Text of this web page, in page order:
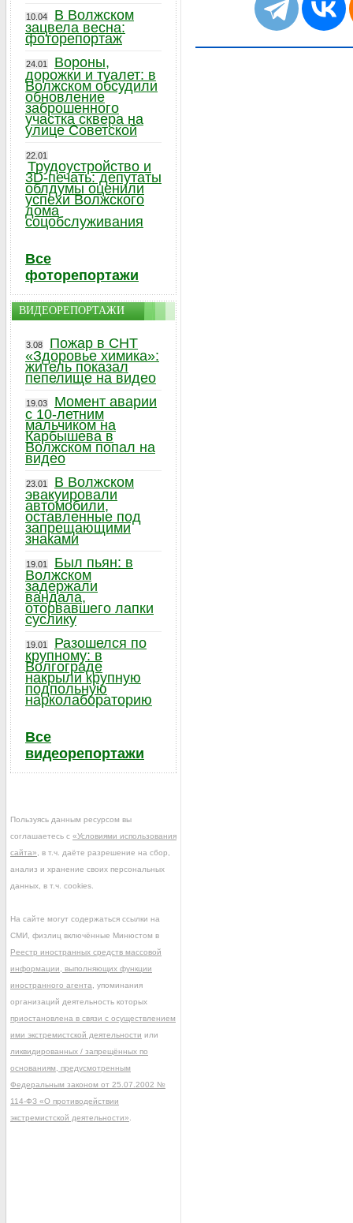
10.04
В Волжском
зацвела весна:
фоторепортаж
24.01
Вороны,
дорожки и туалет: в
Волжском обсудили
обновление
заброшенного
участка сквера на
улице Советской
22.01
Трудоустройство и
3D-печать: депутаты
облдумы оценили
успехи Волжского
дома
соцобслуживания
Все
фоторепортажи
ВИДЕОРЕПОРТАЖИ
3.08
Пожар в СНТ
«Здоровье химика»:
житель показал
пепелище на видео
19.03
Момент аварии
с 10-летним
мальчиком на
Карбышева в
Волжском попал на
видео
23.01
В Волжском
эвакуировали
автомобили,
оставленные под
запрещающими
знаками
19.01
Был пьян: в
Волжском
задержали
вандала,
оторвавшего лапки
суслику
19.01
Разошелся по
крупному: в
Волгограде
накрыли крупную
подпольную
нарколабораторию
Все
видеорепортажи
Пользуясь данным ресурсом вы
соглашаетесь с «Условиями использования
сайта» , в т.ч. даёте разрешение на сбор,
анализ и хранение своих персональных
данных, в т.ч. cookies.
На сайте могут содержаться ссылки на
СМИ, физлиц включённые Минюстом в
Реестр иностранных средств массовой
информации, выполняющих функции
иностранного агента , упоминания
организаций деятельность которых
приостановлена в связи с осуществлением
ими экстремистской деятельности или
ликвидированных / запрещённых по
основаниям, предусмотренным
Федеральным законом от 25.07.2002 №
114-ФЗ «О противодействии
экстремистской деятельности»